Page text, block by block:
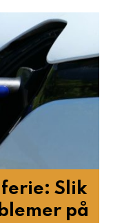
Slik
på